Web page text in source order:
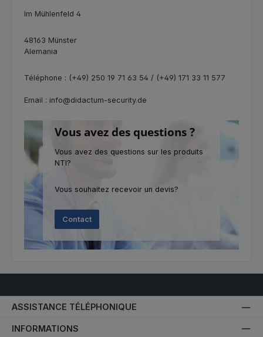
Im Mühlenfeld 4
48163 Münster
Alemania
Téléphone : (+49) 250 19 71 63 54 / (+49) 171 33 11 577
Email : info@didactum-security.de
Vous avez des questions ?
Vous avez des questions sur les produits
NTI?
Vous souhaitez recevoir un devis?
Contact
ASSISTANCE TÉLÉPHONIQUE
INFORMATIONS